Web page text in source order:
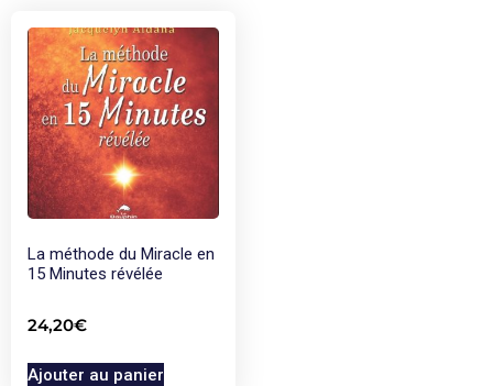
La méthode du Miracle en
15 Minutes révélée
24,20€
Ajouter au panier